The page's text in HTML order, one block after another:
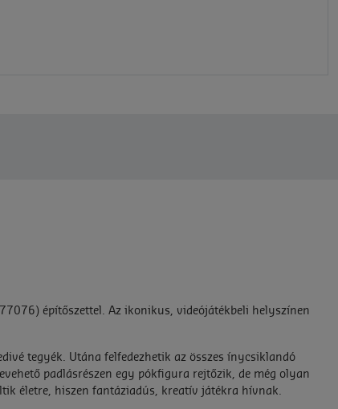
építőszettel. Az ikonikus, videójátékbeli helyszínen
tegyék. Utána felfedezhetik az összes ínycsiklandó
padlásrészen egy pókfigura rejtőzik, de még olyan
életre, hiszen fantáziadús, kreatív játékra hívnak.